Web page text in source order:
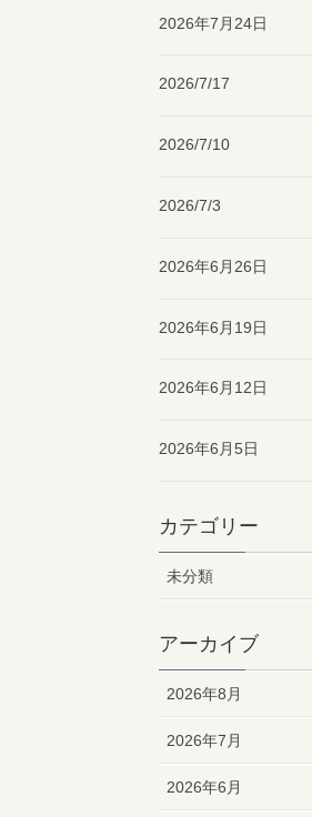
2026年7月24日
2026/7/17
2026/7/10
2026/7/3
2026年6月26日
2026年6月19日
2026年6月12日
2026年6月5日
カテゴリー
未分類
アーカイブ
2026年8月
2026年7月
2026年6月